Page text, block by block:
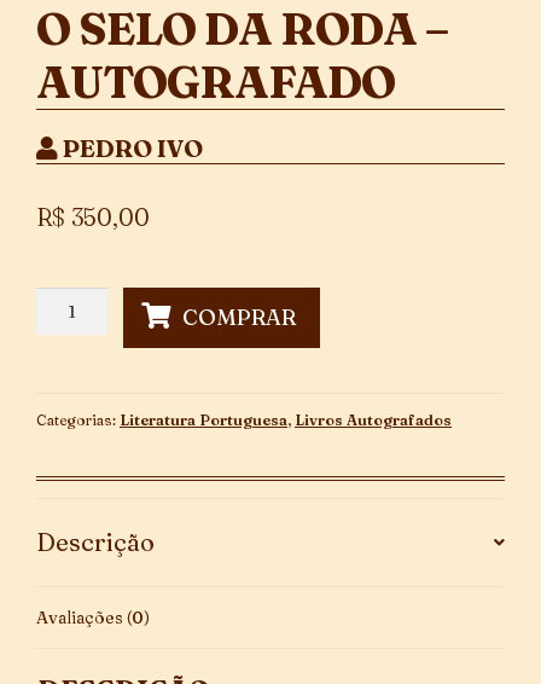
O SELO DA RODA –
AUTOGRAFADO
PEDRO IVO
R$ 350,00
Autografado
COMPRAR
Categorias: Literatura Portuguesa, Livros Autografados
Descrição
Avaliações (0)